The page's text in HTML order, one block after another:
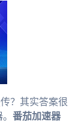
？其实答案很
番茄加速器